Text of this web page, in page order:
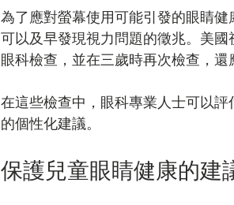
為了應對螢幕使用可能引發的眼睛
可以及早發現視力問題的徵兆。美
眼科檢查，並在三歲時再次檢查，還
在這些檢查中，眼科專業人士可以
的個性化建議。
保護兒童眼睛健康的建